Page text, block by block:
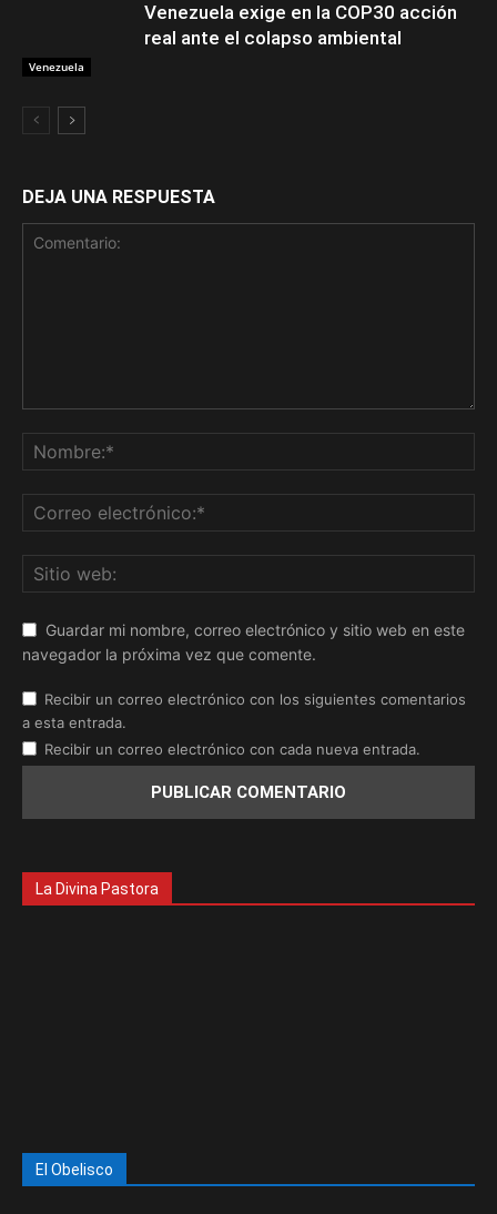
Venezuela
Venezuela exige en la COP30 acción
real ante el colapso ambiental
DEJA UNA RESPUESTA
Guardar mi nombre, correo electrónico y sitio web en este
navegador la próxima vez que comente.
Recibir un correo electrónico con los siguientes comentarios
a esta entrada.
Recibir un correo electrónico con cada nueva entrada.
La Divina Pastora
El Obelisco